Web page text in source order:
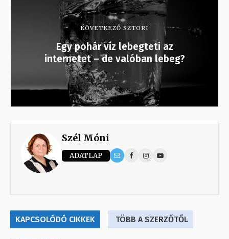
KÖVETKEZŐ SZTORI
Egy pohár víz lebegteti az
internetet – de valóban lebeg?
Szél Móni
ADATLAP
KAPCSOLÓDÓ CIKKEK TÖBB A SZERZŐTŐL